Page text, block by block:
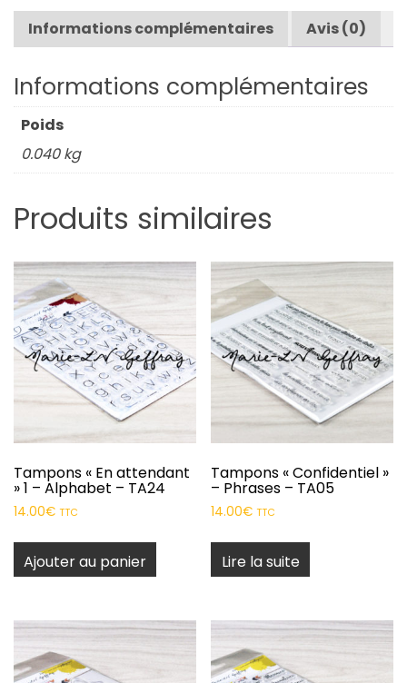
–
Bulles
–
TA145
Informations complémentaires Avis (0)
Informations complémentaires
Poids
0.040 kg
Produits similaires
Tampons « En attendant
» 1 – Alphabet – TA24
14.00€ TTC
Ajouter au panier
Tampons « Confidentiel »
– Phrases – TA05
14.00€ TTC
Lire la suite